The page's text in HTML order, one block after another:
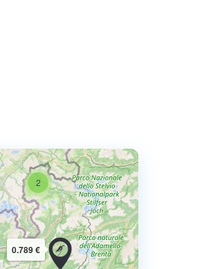
2
0.789 €